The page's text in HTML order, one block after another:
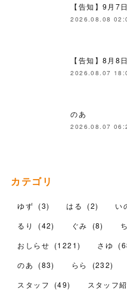
【告知】9月7
2026.08.08
【告知】8月8
2026.08.07
のあ
2026.08.07
カテゴリ
ゆず (3) はる (2) い
るり
(42) ぐみ (8)
おしらせ (1221) さゆ (
のあ
(83) らら (232)
スタッフ
(49) スタッフ